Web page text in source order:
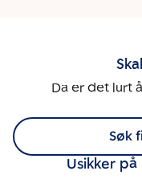
Da er det lurt
Søk
Usikker på